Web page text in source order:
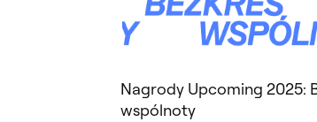
Nagrody Upcoming 2025:
wspólnoty